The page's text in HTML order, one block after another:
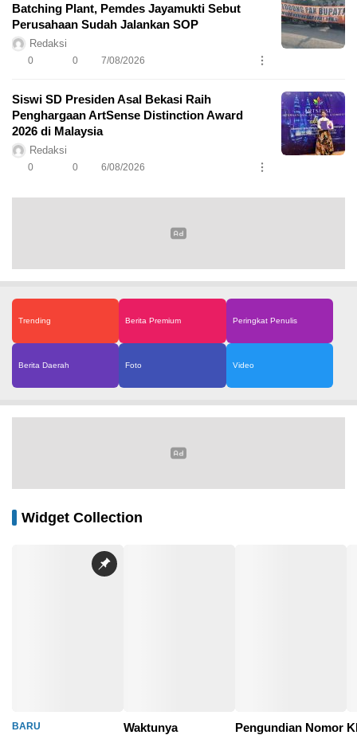
Batching Plant, Pemdes Jayamukti Sebut
Perusahaan Sudah Jalankan SOP
Redaksi
0 0 7/08/2026
Siswi SD Presiden Asal Bekasi Raih
Penghargaan ArtSense Distinction Award
2026 di Malaysia
Redaksi
0 0 6/08/2026
Trending Berita Premium Peringkat Penulis
Berita Daerah Foto Video
Widget Collection
BARU
Waktunya
Pengundian Nomor